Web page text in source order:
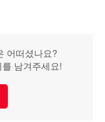
어떠셨나요?
남겨주세요!